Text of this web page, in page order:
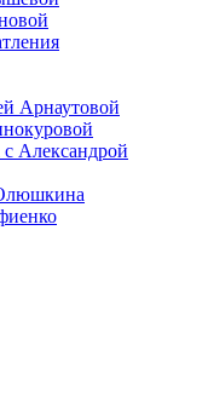
Арнаутовой
Александрой